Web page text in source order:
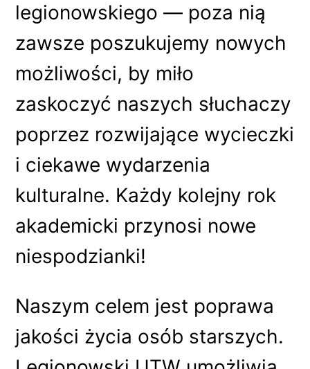
legionowskiego — poza nią
zawsze poszukujemy nowych
możliwości, by miło
zaskoczyć naszych słuchaczy
poprzez rozwijające wycieczki
i ciekawe wydarzenia
kulturalne. Każdy kolejny rok
akademicki przynosi nowe
niespodzianki!
Naszym celem jest poprawa
jakości życia osób starszych.